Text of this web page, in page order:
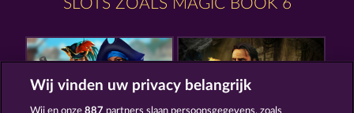
Wij vinden uw privacy belangrijk